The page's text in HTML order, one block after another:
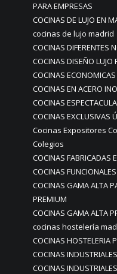
PARA EMPRESAS
COCINAS DE LUJO EN
cocinas de lujo madrid
COCINAS DIFERENTES
COCINAS DISEÑO LUJO
COCINAS
COCINAS EN ACERO
COCINAS
COCINAS EXCLUSIVAS
Cocinas Expositores
Colegios
COCINAS FABRICADAS
COCINAS
COCINAS GAMA ALTA
PREMIUM
COCINAS GAMA ALTA
cocinas hostelería
COCINAS HOSTELERIA
COCINAS INDUSTRIALES
COCINAS